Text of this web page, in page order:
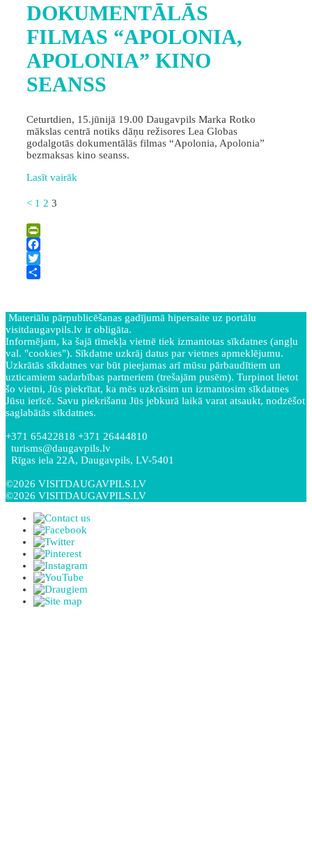
DOKUMENTĀLĀS
FILMAS “APOLONIA,
APOLONIA” KINO
SEANSS
Ceturtdien, 15.jūnijā 19.00 Daugavpils Marka Rotko
mākslas centrā notiks dāņu režisores Lea Globas
godalgotās dokumentālās filmas “Apolonia, Apolonia”
bezmaksas kino seanss.
Lasīt vairāk
< 1 2 3
PrintFriendly
Facebook
Twitter
Materiālu pārpublicēšanas gadījumā hipersaite uz portālu
visitdaugavpils.lv ir obligāta.
Informējam, ka šajā tīmekļa vietnē tiek izmantotas sīkdatnes (angļu
val. "cookies"). Sīkdatne uzkrāj datus par vietnes apmeklējumu.
Uzkrātās sīkdatnes var būt pieejamas arī mūsu pārbaudītiem un
uzticamiem sadarbības partneriem (trešajām pusēm). Turpinot lietot
šo vietni, Jūs piekrītat, ka mēs uzkrāsim un izmantosim sīkdatnes
Jūsu ierīcē. Savu piekrišanu Jūs jebkurā laikā varat atsaukt, nodzēšot
saglabātās sīkdatnes.
+371 65422818 +371 26444810
turisms@daugavpils.lv
Rīgas iela 22A, Daugavpils, LV-5401
©2026 VISITDAUGAVPILS.LV
©2026 VISITDAUGAVPILS.LV